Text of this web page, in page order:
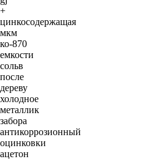
+
цинкосодержащая
мкм
ко-870
емкости
сольв
после
дереву
холодное
металлик
забора
антикоррозионный
оцинковки
ацетон